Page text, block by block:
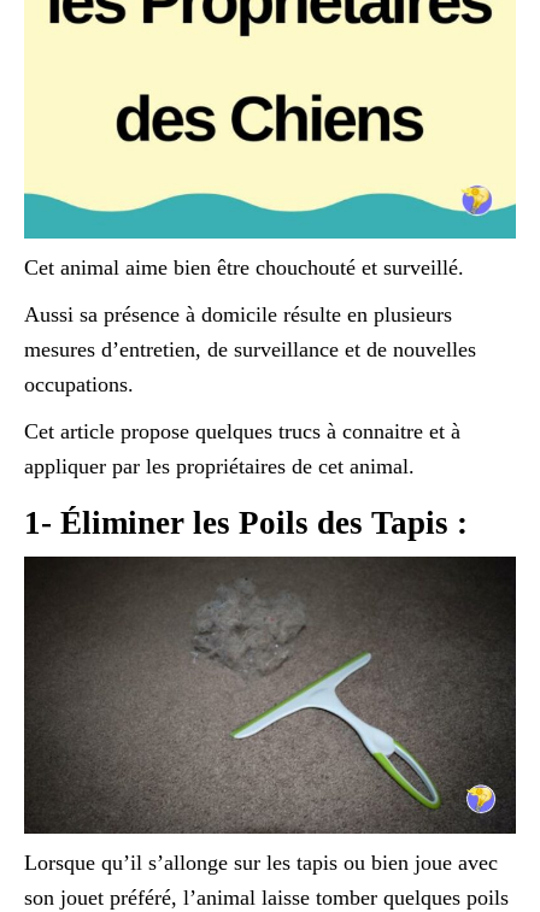
Cet animal aime bien être chouchouté et surveillé.
Aussi sa présence à domicile résulte en plusieurs
mesures d’entretien, de surveillance et de nouvelles
occupations.
Cet article propose quelques trucs à connaitre et à
appliquer par les propriétaires de cet animal.
1- Éliminer les Poils des Tapis :
Lorsque qu’il s’allonge sur les tapis ou bien joue avec
son jouet préféré, l’animal laisse tomber quelques poils